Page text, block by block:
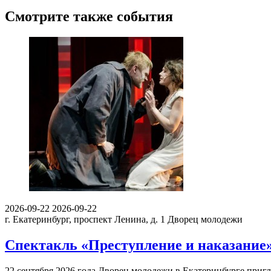
Смотрите также события
2026-09-22 2026-09-22
г. Екатеринбург, проспект Ленина, д. 1 Дворец молодежи
Спектакль «Преступление и